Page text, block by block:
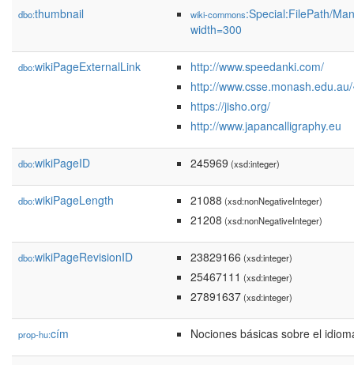
dbo:thumbnail wiki-commons:Special:FilePath/
width=300
dbo:wikiPageExternalLink
http://www.speedanki.com/
http://
https://jisho.org/
http://www.japancalligraphy.eu
dbo:wikiPageID 245969 (xsd:integer)
dbo:wikiPageLength 21088 (xsd:nonNegativeInteger)
21208 (xsd:nonNegativeInteger)
dbo:wikiPageRevisionID 23829166 (xsd:integer)
25467111 (xsd:integer)
27891637(xsd:integer)
prop-hu:cím Nociones básicas sobre el